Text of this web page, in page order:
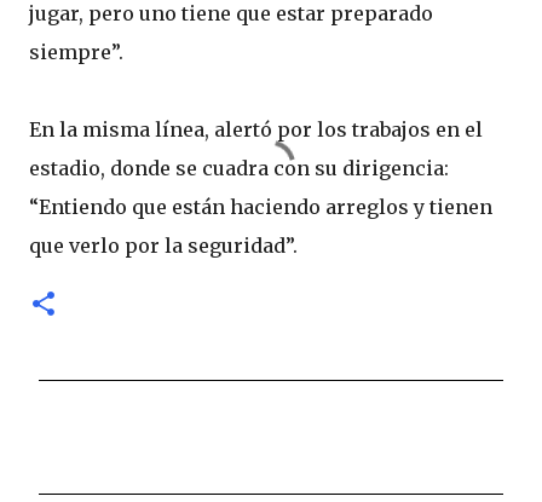
jugar, pero uno tiene que estar preparado
siempre”.
En la misma línea, alertó por los trabajos en el
estadio, donde se cuadra con su dirigencia:
“Entiendo que están haciendo arreglos y tienen
que verlo por la seguridad”.
m